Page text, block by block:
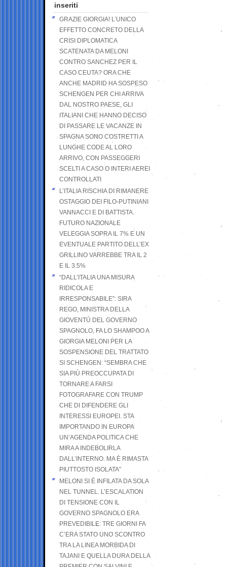
inseriti
GRAZIE GIORGIA! L’UNICO
EFFETTO CONCRETO DELLA
CRISI DIPLOMATICA
SCATENATA DA MELONI
CONTRO SANCHEZ PER IL
CASO CEUTA? ORA CHE
ANCHE MADRID HA SOSPESO
SCHENGEN PER CHI ARRIVA
DAL NOSTRO PAESE, GLI
ITALIANI CHE HANNO DECISO
DI PASSARE LE VACANZE IN
SPAGNA SONO COSTRETTI A
LUNGHE CODE AL LORO
ARRIVO, CON PASSEGGERI
SCELTI A CASO O INTERI AEREI
CONTROLLATI
L’ITALIA RISCHIA DI RIMANERE
OSTAGGIO DEI FILO-PUTINIANI
VANNACCI E DI BATTISTA.
FUTURO NAZIONALE
VELEGGIA SOPRA IL 7% E UN
EVENTUALE PARTITO DELL’EX
GRILLINO VARREBBE TRA IL 2
E IL 3.5%
“DALL’ITALIA UNA MISURA
RIDICOLA E
IRRESPONSABILE”: SIRA
REGO, MINISTRA DELLA
GIOVENTÙ DEL GOVERNO
SPAGNOLO, FA LO SHAMPOO A
GIORGIA MELONI PER LA
SOSPENSIONE DEL TRATTATO
SI SCHENGEN: “SEMBRA CHE
SIA PIÙ PREOCCUPATA DI
TORNARE A FARSI
FOTOGRAFARE CON TRUMP
CHE DI DIFENDERE GLI
INTERESSI EUROPEI. STA
IMPORTANDO IN EUROPA
UN’AGENDA POLITICA CHE
MIRA A INDEBOLIRLA
DALL’INTERNO. MA È RIMASTA
PIUTTOSTO ISOLATA”
MELONI SI È INFILATA DA SOLA
NEL TUNNEL. L’ESCALATION
DI TENSIONE CON IL
GOVERNO SPAGNOLO ERA
PREVEDIBILE: TRE GIORNI FA
C’ERA STATO UNO SCONTRO
TRA LA LINEA MORBIDA DI
TAJANI E QUELLA DURA DELLA